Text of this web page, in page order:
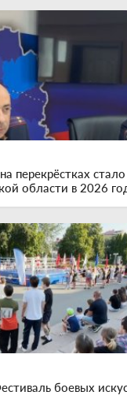
перекрёстках
области в 2026
боевых